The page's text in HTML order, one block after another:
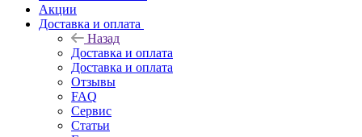
Акции
Доставка и оплата
Назад
Доставка и оплата
Доставка и оплата
Отзывы
FAQ
Сервис
Статьи